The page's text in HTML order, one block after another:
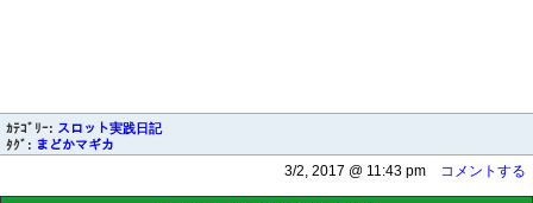
ｶﾃｺﾞﾘｰ: スロット実践日記
ﾀｸﾞ: まどかマギカ
3/2, 2017 @ 11:43 pm コメントする